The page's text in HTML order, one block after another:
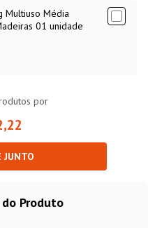
Multiuso Média
01 unidade
por
JUNTO
do Produto